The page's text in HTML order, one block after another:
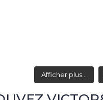
Afficher plus...